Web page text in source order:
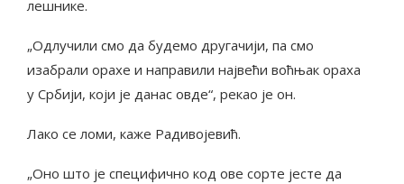
лешнике.
„Одлучили смо да будемо другачији, па смо
изабрали орахе и направили највећи воћњак ораха
у Србији, који је данас овде“, рекао је он.
Лако се ломи, каже Радивојевић.
„Оно што је специфично код ове сорте јесте да